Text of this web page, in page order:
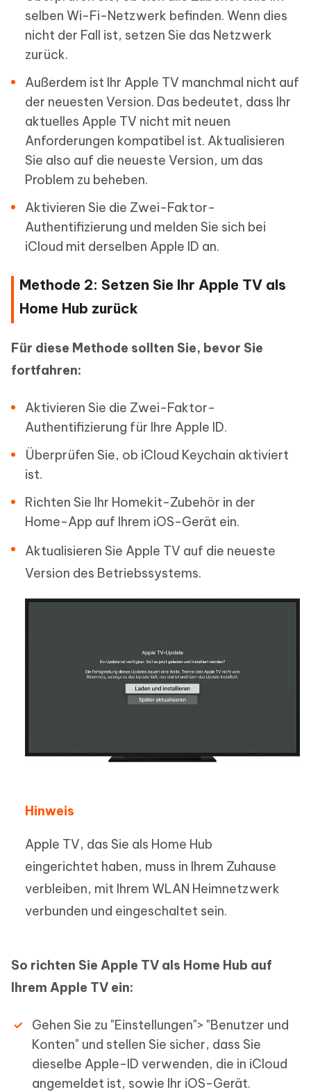
selben Wi-Fi-Netzwerk befinden. Wenn dies
nicht der Fall ist, setzen Sie das Netzwerk
zurück.
Außerdem ist Ihr Apple TV manchmal nicht auf
der neuesten Version. Das bedeutet, dass Ihr
aktuelles Apple TV nicht mit neuen
Anforderungen kompatibel ist. Aktualisieren
Sie also auf die neueste Version, um das
Problem zu beheben.
Aktivieren Sie die Zwei-Faktor-
Authentifizierung und melden Sie sich bei
iCloud mit derselben Apple ID an.
Methode 2: Setzen Sie Ihr Apple TV als
Home Hub zurück
Für diese Methode sollten Sie, bevor Sie
fortfahren:
Aktivieren Sie die Zwei-Faktor-
Authentifizierung für Ihre Apple ID.
Überprüfen Sie, ob iCloud Keychain aktiviert
ist.
Richten Sie Ihr Homekit-Zubehör in der
Home-App auf Ihrem iOS-Gerät ein.
Aktualisieren Sie Apple TV auf die neueste
Version des Betriebssystems.
Hinweis
Apple TV, das Sie als Home Hub
eingerichtet haben, muss in Ihrem Zuhause
verbleiben, mit Ihrem WLAN Heimnetzwerk
verbunden und eingeschaltet sein.
So richten Sie Apple TV als Home Hub auf
Ihrem Apple TV ein:
Gehen Sie zu "Einstellungen"> "Benutzer und
Konten" und stellen Sie sicher, dass Sie
dieselbe Apple-ID verwenden, die in iCloud
angemeldet ist, sowie Ihr iOS-Gerät.